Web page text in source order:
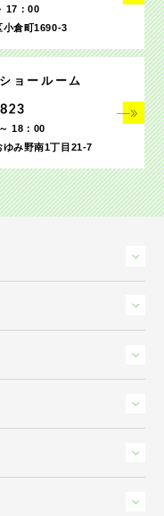
17：00
倉町1690‐3
ショールーム
18：00
ゆみ野南1丁目21-7